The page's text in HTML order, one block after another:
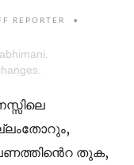
REPORTER
പണത്തിൻെറ തുക,